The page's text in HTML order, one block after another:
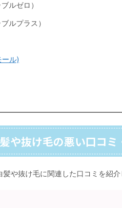
ブルゼロ）
ブルプラス）
ル)
や抜け毛の悪い口コミ
や抜け毛に関連した口コミを紹介